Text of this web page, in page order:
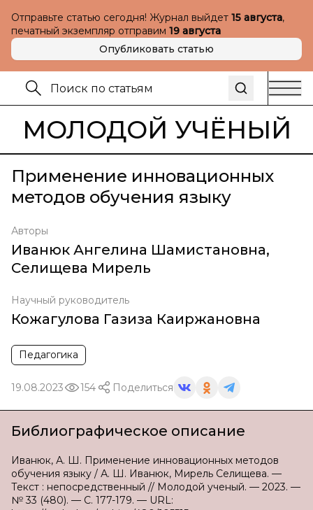
Отправьте статью сегодня! Журнал выйдет 15 августа,
печатный экземпляр отправим 19 августа
Опубликовать статью
МОЛОДОЙ УЧЁНЫЙ
Применение инновационных
методов обучения языку
Авторы
Иванюк Ангелина Шамистановна,
Селищева Мирель
Научный руководитель
Кожагулова Газиза Каиржановна
Педагогика
19.08.2023 154 Поделиться
Библиографическое описание
Иванюк, А. Ш. Применение инновационных методов
обучения языку / А. Ш. Иванюк, Мирель Селищева. —
Текст : непосредственный // Молодой ученый. — 2023. —
№ 33 (480). — С. 177-179. — URL: